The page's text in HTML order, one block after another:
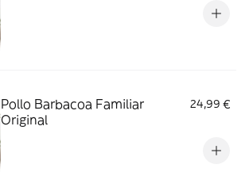
Pollo Barbacoa Familiar
Original
24,99 €